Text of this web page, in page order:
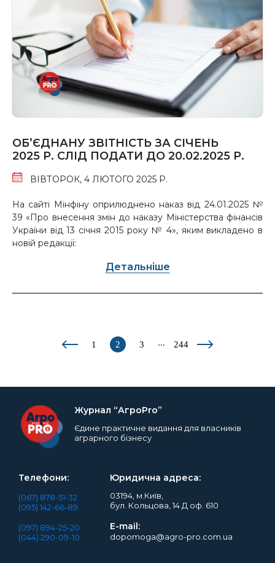
ОБ’ЄДНАНУ ЗВІТНІСТЬ ЗА СІЧЕНЬ
2025 Р. СЛІД ПОДАТИ ДО 20.02.2025 Р.
ВІВТОРОК, 4 ЛЮТОГО 2025 Р.
На сайті Мінфіну оприлюднено наказ від 24.01.2025 №
39 «Про внесення змін до наказу Міністерства фінансів
України від 13 січня 2015 року № 4», яким викладено в
новій редакції:
Детальніше
1 2 3 ... 244
Журнал “АгроPro”
Єдине практичне видання для власників
аграрного бізнесу
Юридична адреса:
03194, м.Київ,
бул. Кольцова, 14 Д оф. 610
Телефони:
(067) 878-51-32
(095) 142-66-89
(097) 894-25-20
(044) 290-09-10
E-mail:
dopomoga@agro-pro.com.ua